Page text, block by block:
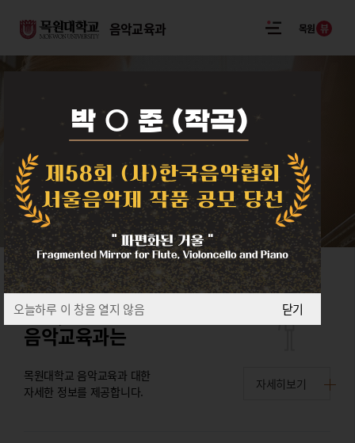
음악교육과 목원 뷰
MUSIC EDUCATIONSINCE 1969
미래환경에 최적화된
음악교육전문가 양성
ABOUT
우리,
음악교육과는
목원대학교 음악교육과 대한
자세한 정보를 제공합니다.
자세히보기
오늘하루 이 창을 열지 않음 닫기